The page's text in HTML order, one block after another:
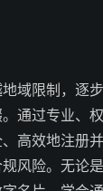
域限制，逐
通过专业、
高效地注册
风险。无论